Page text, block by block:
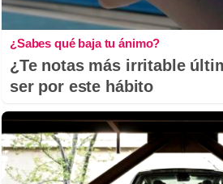
¿Sabes qué baja tu ánimo?
¿Te notas más irritable
ser por este hábito